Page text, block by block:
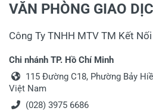
VĂN PHÒNG GIAO
Công Ty TNHH MTV TM Kết
Chi nhánh TP. Hồ Chí Minh
115 Đường C18, Phường Bảy
Việt Nam
(028) 3975 6686